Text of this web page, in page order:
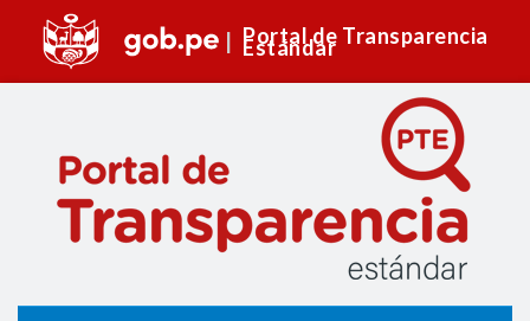
Portal de Transparencia
Estándar